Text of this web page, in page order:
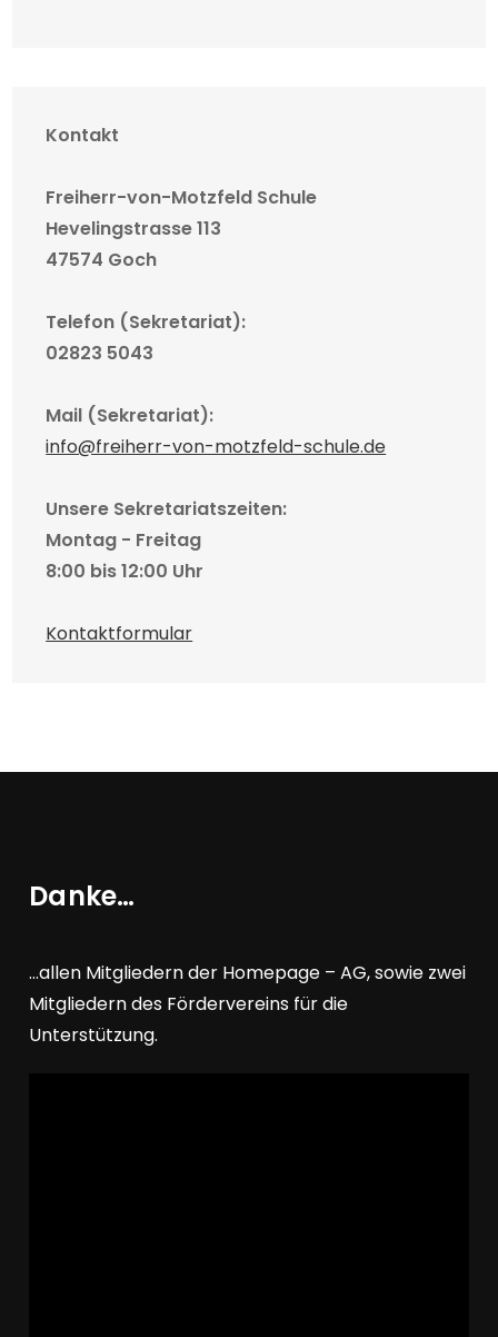
Kontakt
Freiherr-von-Motzfeld Schule
Hevelingstrasse 113
47574 Goch
Telefon (Sekretariat):
02823 5043
Mail (Sekretariat):
info@freiherr-von-motzfeld-schule.de
Unsere Sekretariatszeiten:
Montag - Freitag
8:00 bis 12:00 Uhr
Kontaktformular
Danke…
…allen Mitgliedern der Homepage – AG, sowie zwei
Mitgliedern des Fördervereins für die
Unterstützung.